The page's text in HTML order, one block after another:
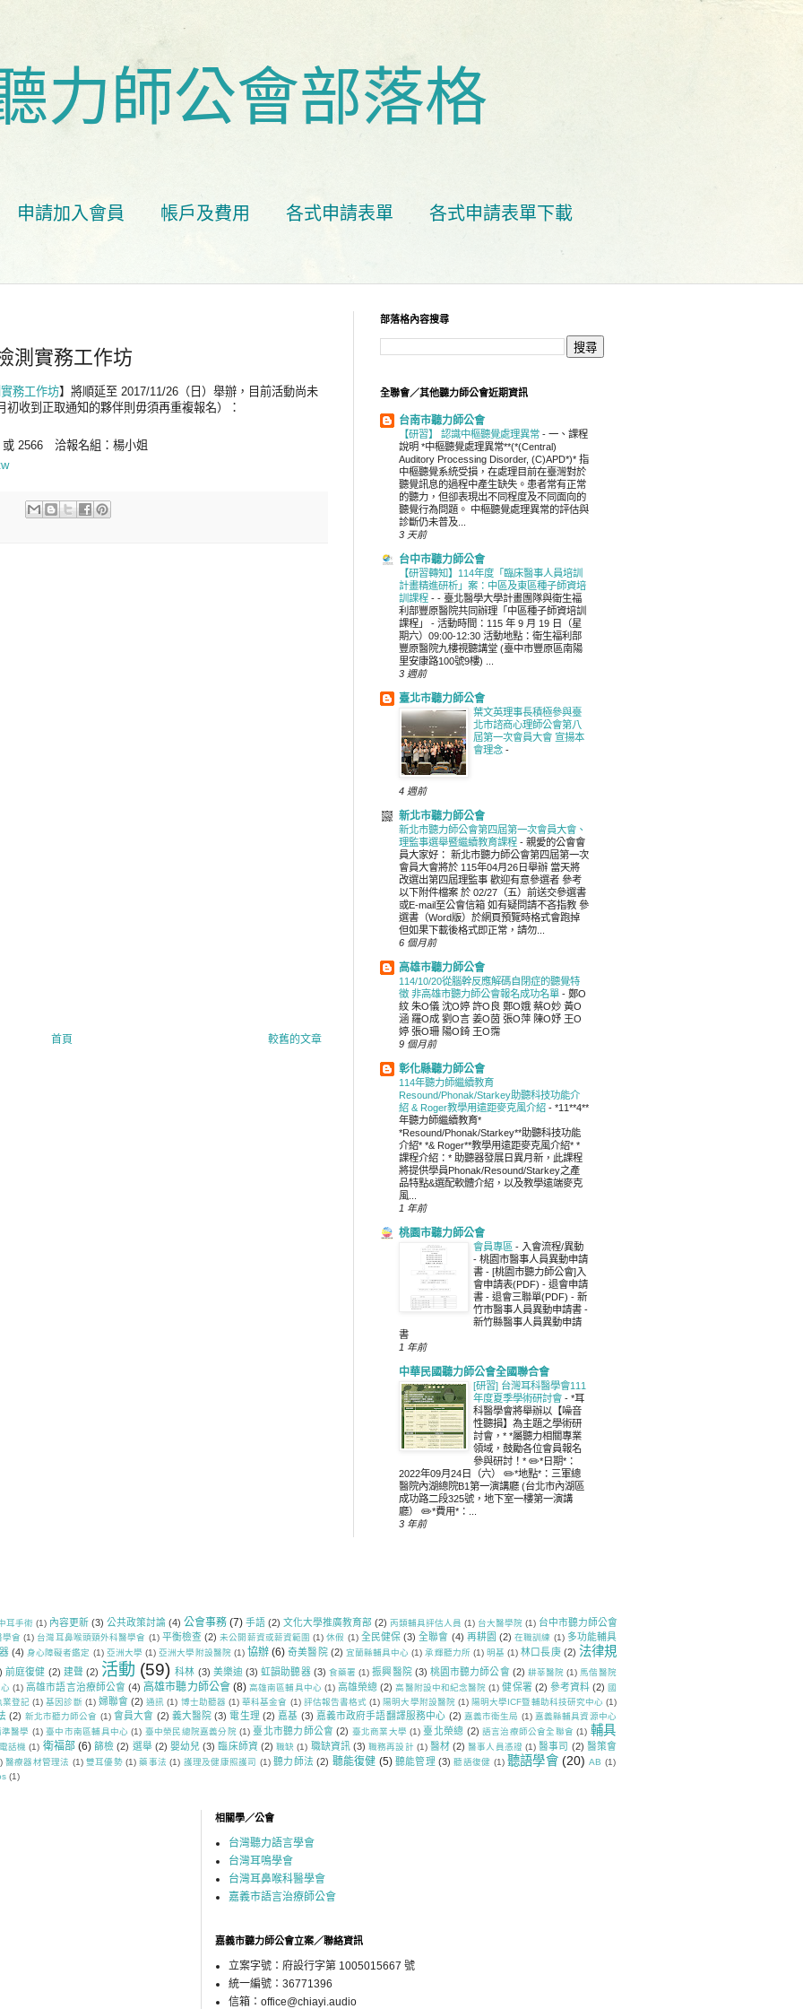
力師公會部落格
申請加入會員 帳戶及費用 各式申請表單 各式申請表單下載
測實務工作坊
務工作坊】將順延至 2017/11/26（日）舉辦，目前活動尚未
收到正取通知的夥伴則毋須再重複報名）：
或 2566 洽報名組：楊小姐
較舊的文章
首頁
部落格內容搜尋
全聯會／其他聽力師公會近期資訊
台南市聽力師公會
【研習】 認識中樞聽覺處理異常 - 一、課程
說明 *中樞聽覺處理異常**(*(Central)
Auditory Processing Disorder, (C)APD*)* 指
中樞聽覺系統受損，在處理目前在臺灣對於
聽覺訊息的過程中產生缺失。患者常有正常
的聽力，但卻表現出不同程度及不同面向的
聽覺行為問題。 中樞聽覺處理異常的評估與
診斷仍未普及...
3 天前
台中市聽力師公會
【研習轉知】114年度「臨床醫事人員培訓
計畫精進研析」案：中區及東區種子師資培
訓課程 - - 臺北醫學大學計畫團隊與衛生福
利部豐原醫院共同辦理「中區種子師資培訓
課程」 - 活動時間：115 年 9 月 19 日（星
期六）09:00-12:30 活動地點：衛生福利部
豐原醫院九樓視聽講堂 (臺中市豐原區南陽
里安康路100號9樓) ...
3 週前
臺北市聽力師公會
葉文英理事長積極參與臺
北市諮商心理師公會第八
屆第一次會員大會 宣揚本
會理念 -
4 週前
新北市聽力師公會
新北市聽力師公會第四屆第一次會員大會、
理監事選舉暨繼續教育課程 - 親愛的公會會
員大家好： 新北市聽力師公會第四屆第一次
會員大會將於 115年04月26日舉辦 當天將
改選出第四屆理監事 歡迎有意參選者 參考
以下附件檔案 於 02/27（五）前送交參選書
或E-mail至公會信箱 如有疑問請不吝指教 參
選書（Word版）於網頁預覽時格式會跑掉
但如果下載後格式即正常，請勿...
6 個月前
高雄市聽力師公會
114/10/20從腦幹反應解碼自閉症的聽覺特
徵 非高雄市聽力師公會報名成功名單 - 鄭O
紋 朱O儀 沈O婷 許O良 鄭O娥 蔡O妙 黃O
涵 羅O成 劉O言 姜O茵 張O萍 陳O妤 王O
婷 張O珊 陽O錡 王O霈
9 個月前
彰化縣聽力師公會
114年聽力師繼續教育
Resound/Phonak/Starkey助聽科技功能介
紹 & Roger教學用遠距麥克風介紹 - *11**4**
年聽力師繼續教育*
*Resound/Phonak/Starkey**助聽科技功能
介紹* *& Roger**教學用遠距麥克風介紹* *
課程介紹：* 助聽器發展日異月新，此課程
將提供學員Phonak/Resound/Starkey之產
品特點&選配軟體介紹，以及教學遠端麥克
風...
1 年前
桃園市聽力師公會
會員專區 - 入會流程/異動
- 桃園市醫事人員異動申請
書 - [桃園市聽力師公會]入
會申請表(PDF) - 退會申請
書 - 退會三聯單(PDF) - 新
竹市醫事人員異動申請書 -
新竹縣醫事人員異動申請
書
1 年前
中華民國聽力師公會全國聯合會
[研習] 台灣耳科醫學會111
年度夏季學術研討會 - *耳
科醫學會將舉辦以【噪音
性聽損】為主題之學術研
討會，* *屬聽力相關專業
領域，鼓勵各位會員報名
參與研討！* ✏️*日期*：
2022年09月24日（六） ✏️*地點*：三軍總
醫院內湖總院B1第一演講廳 (台北市內湖區
成功路二段325號，地下室一樓第一演講
廳） ✏️*費用*：...
3 年前
耳手術 (1) 內容更新 (3) 公共政策討論 (4) 公會事務 (7) 手語 (2) 文化大學推廣教育部 (2) 丙類輔具評估人員 (1) 台大醫學院 (1) 台中市聽力師公會
學會 (1) 台灣耳鼻喉頭頸外科醫學會 (1) 平衡檢查 (2) 未公開薪資或薪資範圍 (1) 休假 (1) 全民健保 (3) 全聯會 (4) 再耕園 (2) 在職訓練 (1) 多功能輔具
(4) 身心障礙者鑑定 (1) 亞洲大學 (1) 亞洲大學附設醫院 (1) 協辦 (6) 奇美醫院 (2) 宜蘭縣輔具中心 (1) 承輝聽力所 (1) 明基 (1) 林口長庚 (2) 法律規
前庭復健 (2) 建聲 (2) 活動 (59) 科林 (3) 美樂迪 (3) 虹韻助聽器 (3) 食藥署 (1) 振興醫院 (3) 桃園市聽力師公會 (2) 耕莘醫院 (1) 馬偕醫院
(1) 高雄市語言治療師公會 (4) 高雄市聽力師公會 (8) 高雄南區輔具中心 (1) 高雄榮總 (2) 高醫附設中和紀念醫院 (1) 健保署 (2) 參考資料 (2) 國
業登記 (1) 基因診斷 (1) 婦聯會 (2) 通訊 (1) 博士助聽器 (1) 華科基金會 (1) 評估報告書格式 (1) 陽明大學附設醫院 (1) 陽明大學ICF暨輔助科技研究中心 (1)
(2) 新北市聽力師公會 (1) 會員大會 (2) 義大醫院 (3) 電生理 (2) 嘉基 (3) 嘉義市政府手語翻譯服務中心 (2) 嘉義市衛生局 (1) 嘉義縣輔具資源中心
準醫學 (1) 臺中市南區輔具中心 (1) 臺中榮民總院嘉義分院 (1) 臺北市聽力師公會 (2) 臺北商業大學 (1) 臺北榮總 (2) 語言治療師公會全聯會 (1) 輔具
話機 (1) 衛福部 (6) 篩檢 (2) 選舉 (2) 嬰幼兒 (3) 臨床師資 (2) 職缺 (1) 職缺資訊 (3) 職務再設計 (1) 醫材 (2) 醫事人員憑證 (1) 醫事司 (2) 醫策會
醫療器材管理法 (1) 雙耳優勢 (1) 藥事法 (1) 護理及健康照護司 (1) 聽力師法 (2) 聽能復健 (5) 聽能管理 (3) 聽語復健 (1) 聽語學會 (20) AB (1)
(1)
相關學／公會
台灣聽力語言學會
台灣耳鳴學會
台灣耳鼻喉科醫學會
嘉義市語言治療師公會
嘉義市聽力師公會立案／聯絡資訊
立案字號：府設行字第 1005015667 號
統一編號：36771396
信箱：office@chiayi.audio